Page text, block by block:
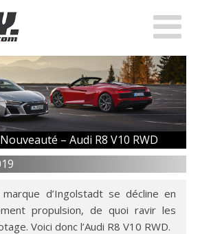
Nouveauté – Audi R8 V10 RWD
d’Ingolstadt se décline en
propulsion, de quoi ravir les
Voici donc l’Audi R8 V10 RWD.